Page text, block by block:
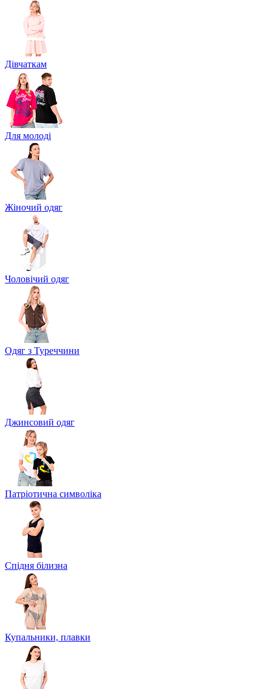
Дівчаткам
Для молоді
Жіночий одяг
Чоловічий одяг
Одяг з Туреччини
Джинсовий одяг
Патріотична символіка
Спідня білизна
Купальники, плавки